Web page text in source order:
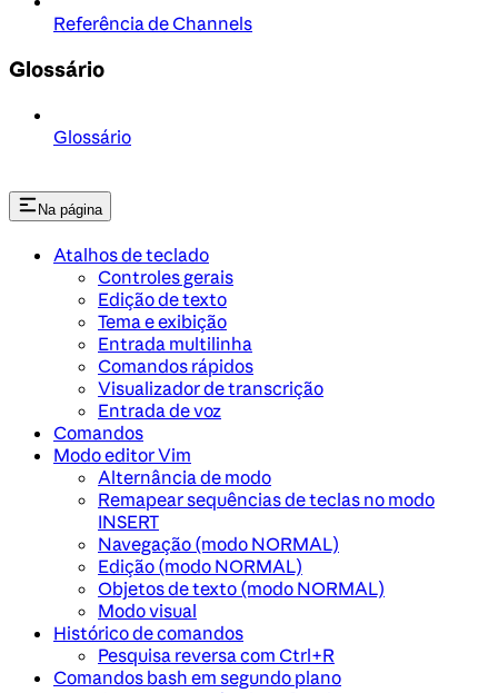
Referência de Channels
Glossário
Glossário
Na página
Atalhos de teclado
Controles gerais
Edição de texto
Tema e exibição
Entrada multilinha
Comandos rápidos
Visualizador de transcrição
Entrada de voz
Comandos
Modo editor Vim
Alternância de modo
Remapear sequências de teclas no modo
INSERT
Navegação (modo NORMAL)
Edição (modo NORMAL)
Objetos de texto (modo NORMAL)
Modo visual
Histórico de comandos
Pesquisa reversa com Ctrl+R
Comandos bash em segundo plano